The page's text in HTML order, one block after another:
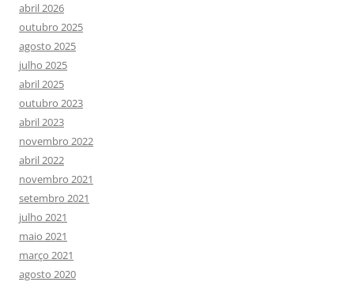
abril 2026
outubro 2025
agosto 2025
julho 2025
abril 2025
outubro 2023
abril 2023
novembro 2022
abril 2022
novembro 2021
setembro 2021
julho 2021
maio 2021
março 2021
agosto 2020